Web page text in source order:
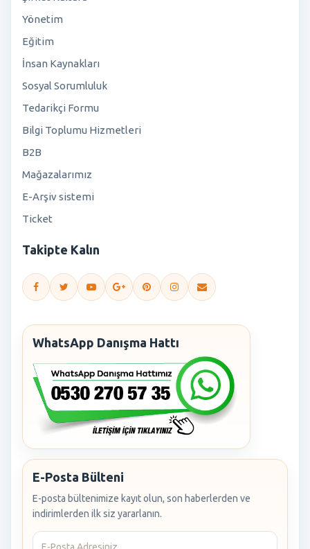
Yönetim
Eğitim
İnsan Kaynakları
Sosyal Sorumluluk
Tedarikçi Formu
Bilgi Toplumu Hizmetleri
B2B
Mağazalarımız
E-Arşiv sistemi
Ticket
Takipte Kalın
WhatsApp Danışma Hattı
E-Posta Bülteni
E-posta bültenimize kayıt olun, son haberlerden ve
indirimlerden ilk siz yararlanın.